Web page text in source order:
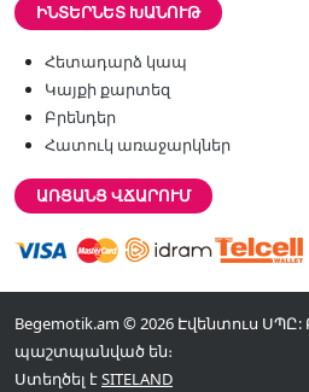
ԻՆՏԵՐՆԵՏ ԽԱՆՈՒԹ
Հետադարձ կապ
Կայքի քարտեզ
Բրենդեր
Հատուկ առաջարկներ
ԱՌՑԱՆՑ ՎՃԱՐՈՒՄ
Begemotik.am © 2026 Էվենտուս
պաշտպանված են։
Ստեղծել էSITELAND